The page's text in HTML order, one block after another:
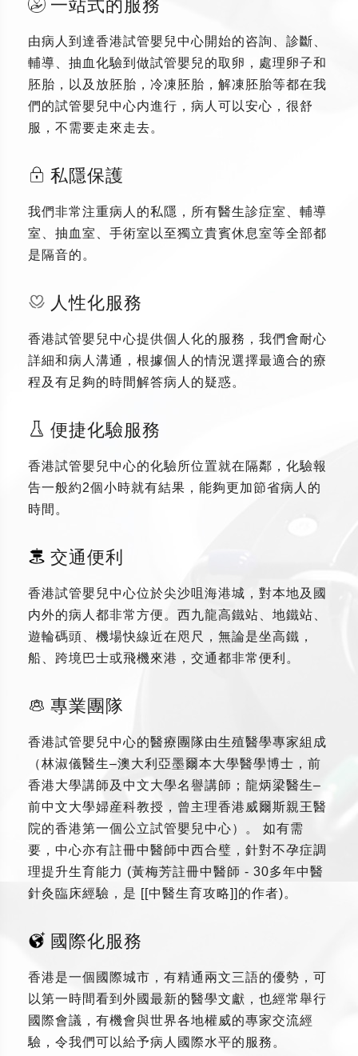
一站式的服務
由病人到達香港試管嬰兒中心開始的咨詢、診斷、
輔導、抽血化驗到做試管嬰兒的取卵，處理卵子和
胚胎，以及放胚胎，冷凍胚胎，解凍胚胎等都在我
們的試管嬰兒中心内進行，病人可以安心，很舒
服，不需要走來走去。
私隱保護
我們非常注重病人的私隱，所有醫生診症室、輔導
室、抽血室、手術室以至獨立貴賓休息室等全部都
是隔音的。
人性化服務
香港試管嬰兒中心提供個人化的服務，我們會耐心
詳細和病人溝通，根據個人的情況選擇最適合的療
程及有足夠的時間解答病人的疑惑。
便捷化驗服務
香港試管嬰兒中心的化驗所位置就在隔鄰，化驗報
告一般約2個小時就有結果，能夠更加節省病人的
時間。
交通便利
香港試管嬰兒中心位於尖沙咀海港城，對本地及國
内外的病人都非常方便。西九龍高鐵站、地鐵站、
遊輪碼頭、機場快線近在咫尺，無論是坐高鐵，
船、跨境巴士或飛機來港，交通都非常便利。
專業團隊
香港試管嬰兒中心的醫療團隊由生殖醫學專家組成
（林淑儀醫生–澳大利亞墨爾本大學醫學博士，前
香港大學講師及中文大學名譽講師；龍炳梁醫生–
前中文大學婦産科教授，曾主理香港威爾斯親王醫
院的香港第一個公立試管嬰兒中心）。 如有需
要，中心亦有註冊中醫師中西合璧，針對不孕症調
理提升生育能力 (黃梅芳註冊中醫師 - 30多年中醫
針灸臨床經驗，是 [[中醫生育攻略]]的作者)。
國際化服務
香港是一個國際城市，有精通兩文三語的優勢，可
以第一時間看到外國最新的醫學文獻，也經常舉行
國際會議，有機會與世界各地權威的專家交流經
驗，令我們可以給予病人國際水平的服務。